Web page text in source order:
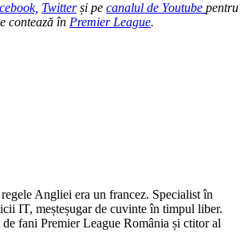
Twitterși pe canalul de Youtube pentru
contează în Premier League.
Angliei era un francez. Specialist în
IT, meșteșugar de cuvinte în timpul liber.
fani Premier League România și ctitor al